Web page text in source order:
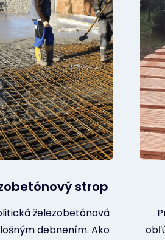
strop
železobetónová
debnením. Ako